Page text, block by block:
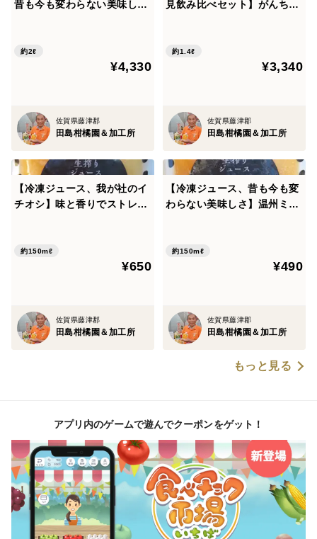
昔も今も変わらない美味し
ット
約2ℓ
¥4,330
佐賀県藤津郡
田島柑橘園＆加工所
見飲み比べセット】がんちゃ
ん 清見完熟贅沢搾りジュー
約1.4ℓ
¥3,340
佐賀県藤津郡
田島柑橘園＆加工所
【冷凍ジュース、我が社のイ
チオシ】味と香りでストレス
約150mℓ
¥650
佐賀県藤津郡
田島柑橘園＆加工所
【冷凍ジュース、昔も今も変
わらない美味しさ】温州ミカ
約150mℓ
¥490
佐賀県藤津郡
田島柑橘園＆加工所
もっと見る
アプリ内のゲームで遊んでクーポンをゲット！